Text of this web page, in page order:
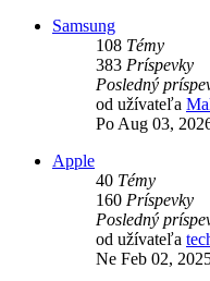
Samsung
108 Témy
383 Príspevky
Posledný
od užívateľa
Po Aug 03,
Apple
40 Témy
160 Príspevky
Posledný
od užívateľa
Ne Feb 02,